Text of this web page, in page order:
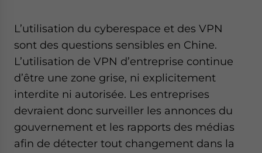
L’utilisation du cyberespace et des VPN
sont des questions sensibles en Chine.
L’utilisation de VPN d’entreprise continue
d’être une zone grise, ni explicitement
interdite ni autorisée. Les entreprises
devraient donc surveiller les annonces du
gouvernement et les rapports des médias
afin de détecter tout changement dans la